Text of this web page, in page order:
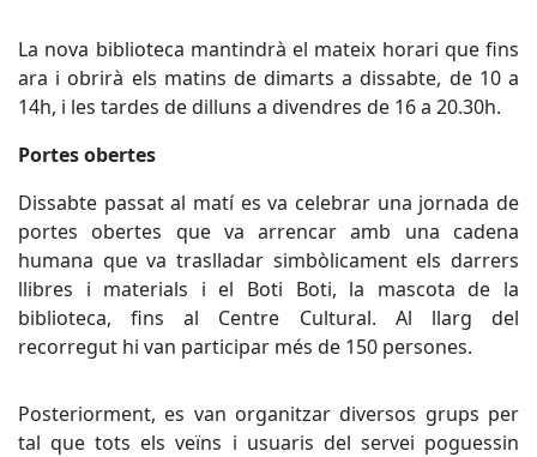
La nova biblioteca mantindrà el mateix horari que fins
ara i obrirà els matins de dimarts a dissabte, de 10 a
14h, i les tardes de dilluns a divendres de 16 a 20.30h.
Portes obertes
Dissabte passat al matí es va celebrar una jornada de
portes obertes que va arrencar amb una cadena
humana que va traslladar simbòlicament els darrers
llibres i materials i el Boti Boti, la mascota de la
biblioteca, fins al Centre Cultural. Al llarg del
recorregut hi van participar més de 150 persones.
Posteriorment, es van organitzar diversos grups per
tal que tots els veïns i usuaris del servei poguessin